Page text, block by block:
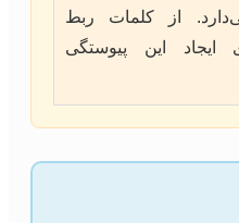
از کلمات ربط
ایجاد این پیوستگی